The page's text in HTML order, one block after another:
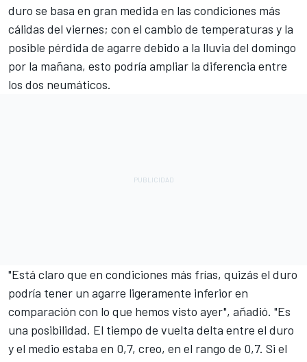
duro se basa en gran medida en las condiciones más
cálidas del viernes; con el cambio de temperaturas y la
posible pérdida de agarre debido a la lluvia del domingo
por la mañana, esto podría ampliar la diferencia entre
los dos neumáticos.
"Está claro que en condiciones más frías, quizás el duro
podría tener un agarre ligeramente inferior en
comparación con lo que hemos visto ayer", añadió. "Es
una posibilidad. El tiempo de vuelta delta entre el duro
y el medio estaba en 0,7, creo, en el rango de 0,7. Si el